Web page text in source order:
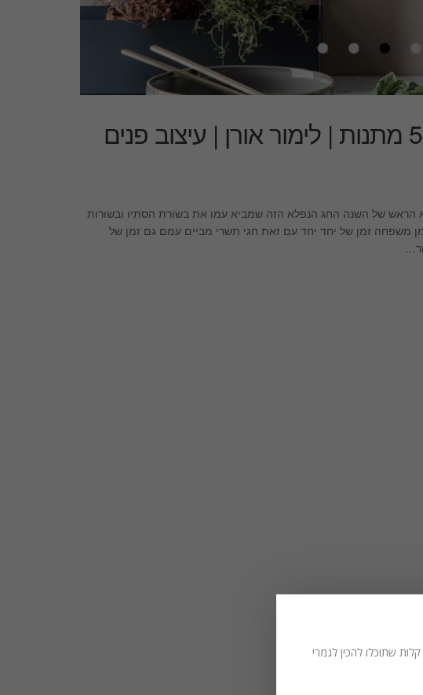
10 בלוגריות 5 המלצות 50 מתנות | לימור אורן | עיצוב פנים
הנה הוא בא הראש של השנה החג הנפלא הזה שמביא עמו את בשורת הסתיו ובשורות
משפחה זמן של יחד יחד עם זאת חגי תשרי מביים עמם גם זמן של
שתוכלו להכין לגמרי